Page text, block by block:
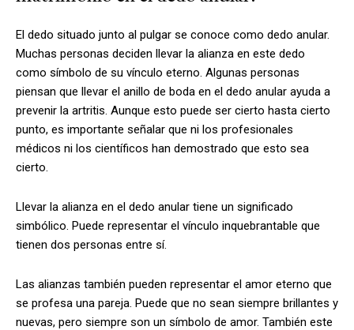
El dedo situado junto al pulgar se conoce como dedo anular.
Muchas personas deciden llevar la alianza en este dedo
como símbolo de su vínculo eterno. Algunas personas
piensan que llevar el anillo de boda en el dedo anular ayuda a
prevenir la artritis. Aunque esto puede ser cierto hasta cierto
punto, es importante señalar que ni los profesionales
médicos ni los científicos han demostrado que esto sea
cierto.
Llevar la alianza en el dedo anular tiene un significado
simbólico. Puede representar el vínculo inquebrantable que
tienen dos personas entre sí.
Las alianzas también pueden representar el amor eterno que
se profesa una pareja. Puede que no sean siempre brillantes y
nuevas, pero siempre son un símbolo de amor. También este